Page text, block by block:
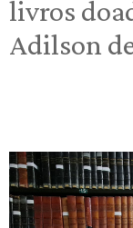
livros
Adilson